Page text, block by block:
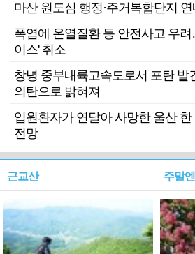
마산 원도심 행정·주거복합단지
폭염에 온열질환 등 안전사고 우
이스' 취소
창녕 중부내륙고속도로서 포탄
의탄으로 밝혀져
입원환자가 연달아 사망한 울산
전망
근교산 주말